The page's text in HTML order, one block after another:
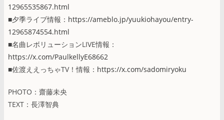
12965535867.html
■夕季ライブ情報： https://ameblo.jp/yuukiohayou/entry-
12965874554.html
■名曲レボリューションLIVE情報：
https://x.com/PaulkellyE68662
■佐渡ええっちゃTV！情報： https://x.com/sadomiryoku
PHOTO：齋藤未央
TEXT：長澤智典